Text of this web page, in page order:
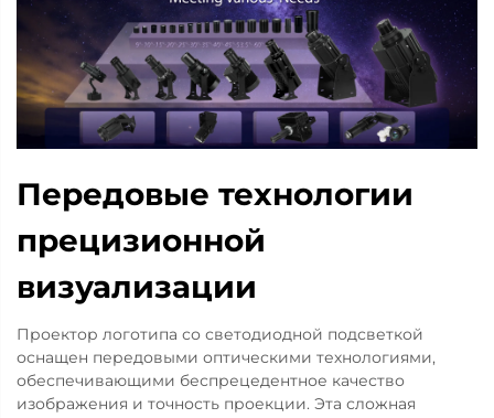
Передовые технологии
прецизионной
визуализации
Проектор логотипа со светодиодной подсветкой
оснащен передовыми оптическими технологиями,
обеспечивающими беспрецедентное качество
изображения и точность проекции. Эта сложная